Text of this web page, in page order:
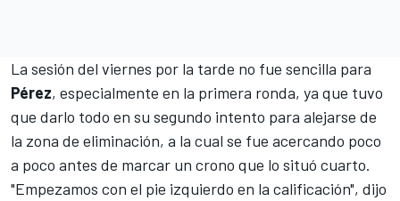
La sesión del viernes por la tarde no fue sencilla para
Pérez, especialmente en la primera ronda, ya que tuvo
que darlo todo en su segundo intento para alejarse de
la zona de eliminación, a la cual se fue acercando poco
a poco antes de marcar un crono que lo situó cuarto.
"Empezamos con el pie izquierdo en la calificación", dijo